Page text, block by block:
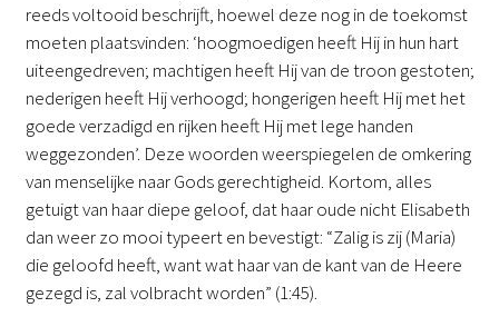
reeds voltooid beschrijft, hoewel deze nog in de toekomst
moeten plaatsvinden: ‘hoogmoedigen heeft Hij in hun hart
uiteengedreven; machtigen heeft Hij van de troon gestoten;
nederigen heeft Hij verhoogd; hongerigen heeft Hij met het
goede verzadigd en rijken heeft Hij met lege handen
weggezonden’. Deze woorden weerspiegelen de omkering
van menselijke naar Gods gerechtigheid. Kortom, alles
getuigt van haar diepe geloof, dat haar oude nicht Elisabeth
dan weer zo mooi typeert en bevestigt: “Zalig is zij (Maria)
die geloofd heeft, want wat haar van de kant van de Heere
gezegd is, zal volbracht worden” (1:45).